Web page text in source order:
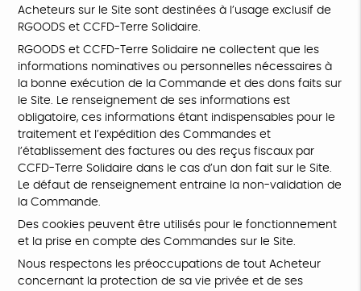
Acheteurs sur le Site sont destinées à l’usage exclusif de
RGOODS et CCFD-Terre Solidaire.
RGOODS et CCFD-Terre Solidaire ne collectent que les
informations nominatives ou personnelles nécessaires à
la bonne exécution de la Commande et des dons faits sur
le Site. Le renseignement de ses informations est
obligatoire, ces informations étant indispensables pour le
traitement et l’expédition des Commandes et
l’établissement des factures ou des reçus fiscaux par
CCFD-Terre Solidaire dans le cas d’un don fait sur le Site.
Le défaut de renseignement entraine la non-validation de
la Commande.
Des cookies peuvent être utilisés pour le fonctionnement
et la prise en compte des Commandes sur le Site.
Nous respectons les préoccupations de tout Acheteur
concernant la protection de sa vie privée et de ses